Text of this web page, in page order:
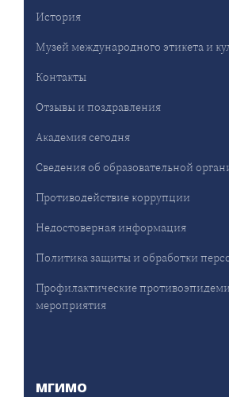
История
Музей международного этикета и
Контакты
Отзывы и поздравления
Академия сегодня
Сведения об образовательной
Противодействие коррупции
Недостоверная информация
Политика защиты и обработки
Профилактические
мероприятия
МГИМО